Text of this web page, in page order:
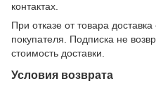
контактах.
При отказе от товара
покупателя. Подписка не
стоимость доставки.
Условия возврата